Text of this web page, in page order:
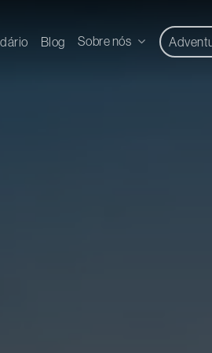
Blog Sobre nós